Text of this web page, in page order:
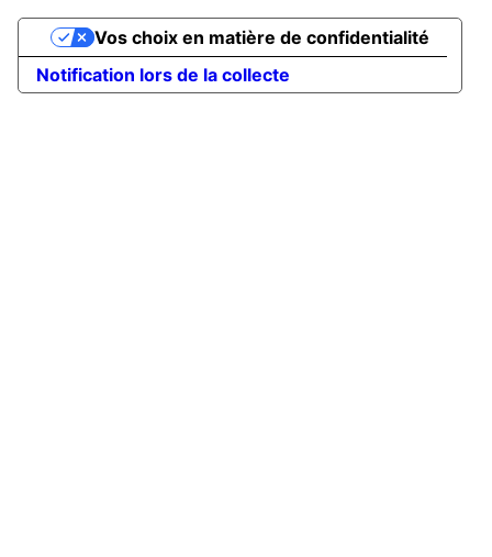
Notification lors de la collecte
Vos choix en matière de confidentialité